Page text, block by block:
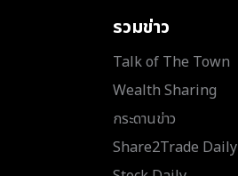
รวมข่าว
Talk of The Town
Wealth Sharing
กระดานข่าว
Share2Trade Daily